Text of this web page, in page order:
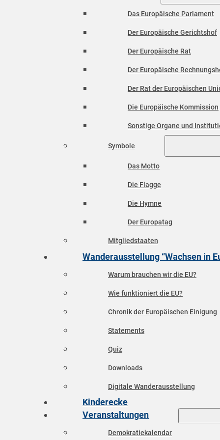
Das Europäische Parlament
Der Europäische Gerichtshof
Der Europäische Rat
Der Europäische
Der Rat der Europäischen
Die Europäische Kommission
Sonstige Organe und
Symbole
Das Motto
Die Flagge
Die Hymne
Der Europatag
Mitgliedstaaten
Wanderausstellung “Wachsen in
Warum brauchen wir die EU?
Wie funktioniert die EU?
Chronik der Europäischen Einigung
Statements
Quiz
Downloads
Digitale Wanderausstellung
Kinderecke
Veranstaltungen
Demokratiekalendar